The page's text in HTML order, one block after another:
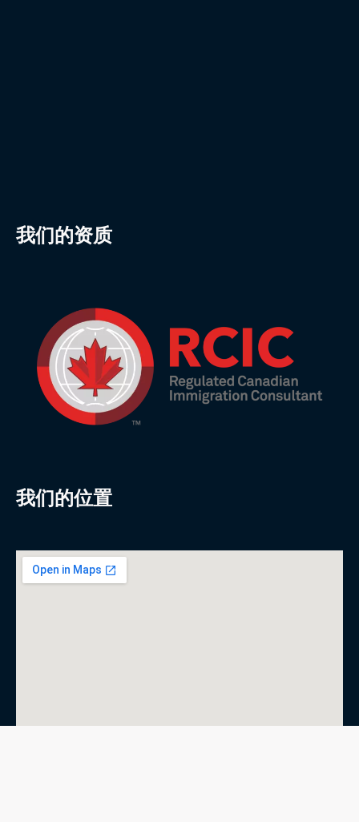
我们的资质
我们的位置